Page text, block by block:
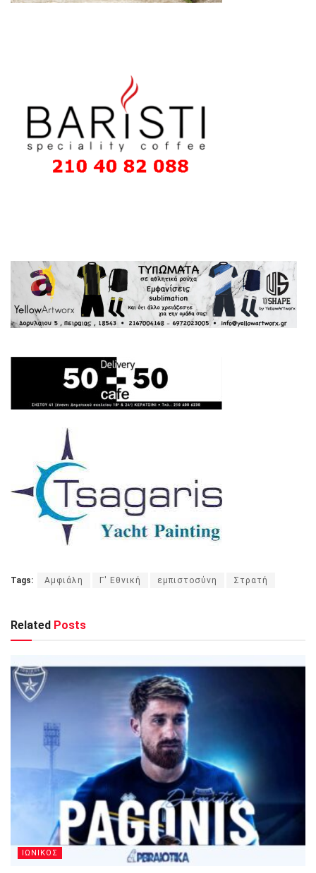
Tags: Αμφιάλη Γ' Εθνική εμπιστοσύνη Στρατή
Related Posts
ΙΩΝΙΚΟΣ